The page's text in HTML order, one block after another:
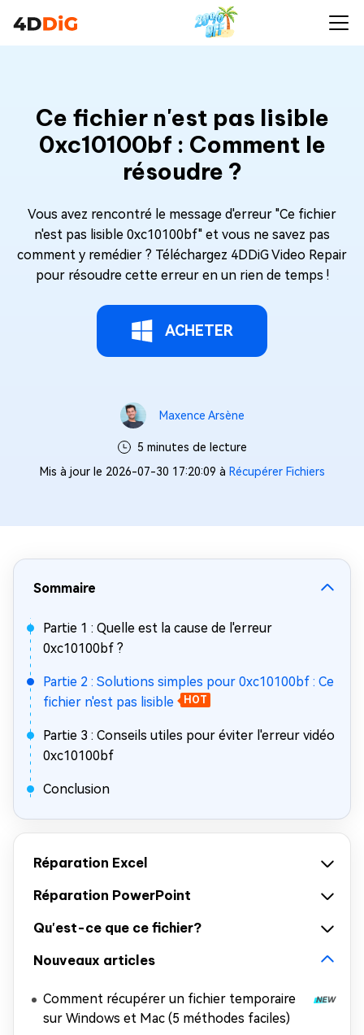
Ce fichier n'est pas lisible
0xc10100bf : Comment le
résoudre ?
Vous avez rencontré le message d'erreur "Ce fichier
n'est pas lisible 0xc10100bf" et vous ne savez pas
comment y remédier ? Téléchargez 4DDiG Video Repair
pour résoudre cette erreur en un rien de temps !
ACHETER
Maxence Arsène
5 minutes de lecture
Mis à jour le 2026-07-30 17:20:09 à Récupérer Fichiers
Sommaire
Partie 1 : Quelle est la cause de l'erreur
0xc10100bf ?
Partie 2 : Solutions simples pour 0xc10100bf : Ce
fichier n'est pas lisible
HOT
Partie 3 : Conseils utiles pour éviter l'erreur vidéo
0xc10100bf
Conclusion
Réparation Excel
Réparation PowerPoint
Qu'est-ce que ce fichier?
Nouveaux articles
Comment récupérer un fichier temporaire
sur Windows et Mac (5 méthodes faciles)